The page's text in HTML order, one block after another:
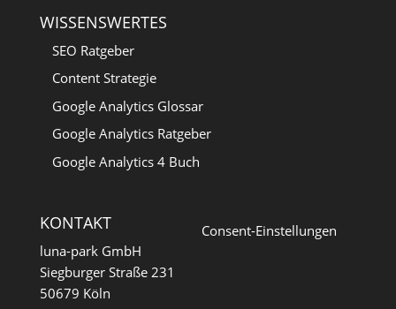
WISSENSWERTES
SEO Ratgeber
Content Strategie
Google Analytics Glossar
Google Analytics Ratgeber
Google Analytics 4 Buch
KONTAKT
luna-park GmbH
Siegburger Straße 231
50679 Köln
Consent-Einstellungen